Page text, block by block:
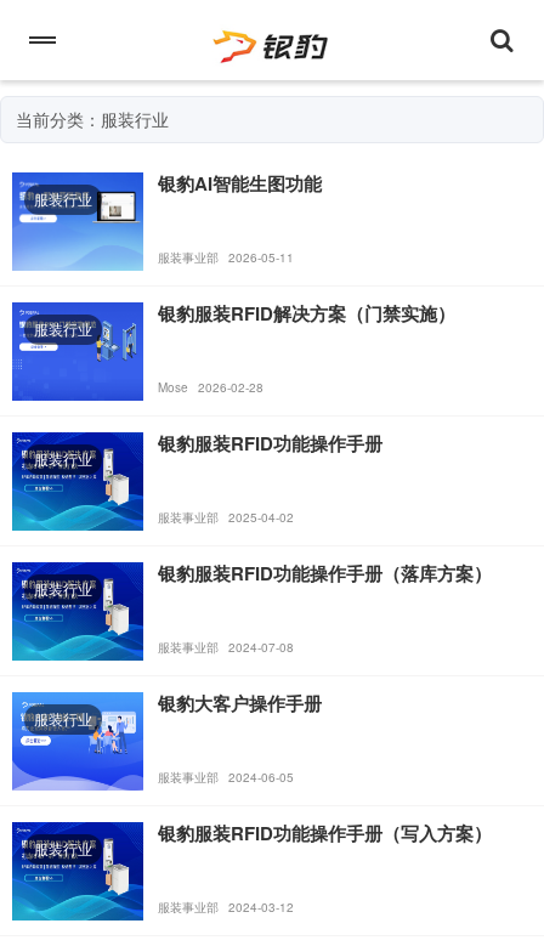
当前分类：服装行业
服装行业
银豹AI智能生图功能
服装事业部 2026-05-11
服装行业
银豹服装RFID解决方案（门禁实施）
Mose 2026-02-28
服装行业
银豹服装RFID功能操作手册
服装事业部 2025-04-02
服装行业
银豹服装RFID功能操作手册（落库方案）
服装事业部 2024-07-08
服装行业
银豹大客户操作手册
服装事业部 2024-06-05
服装行业
银豹服装RFID功能操作手册（写入方案）
服装事业部 2024-03-12